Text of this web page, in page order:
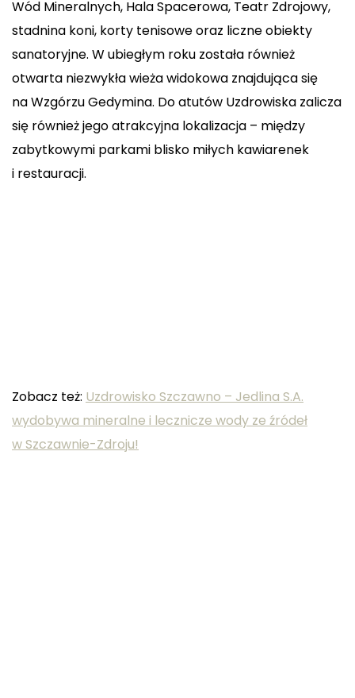
Wód Mineralnych, Hala Spacerowa, Teatr Zdrojowy,
stadnina koni, korty tenisowe oraz liczne obiekty
sanatoryjne. W ubiegłym roku została również
otwarta niezwykła wieża widokowa znajdująca się
na Wzgórzu Gedymina. Do atutów Uzdrowiska zalicza
się również jego atrakcyjna lokalizacja – między
zabytkowymi parkami blisko miłych kawiarenek
i restauracji.
Zobacz też: Uzdrowisko Szczawno – Jedlina S.A.
wydobywa mineralne i lecznicze wody ze źródeł
w Szczawnie-Zdroju!